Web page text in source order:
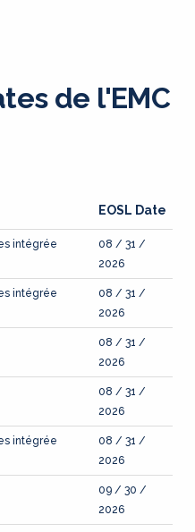
de l'EMC
EOSL Date
intégrée
08 / 31 /
2026
intégrée
08 / 31 /
2026
08 / 31 /
2026
08 / 31 /
2026
intégrée
08 / 31 /
2026
09 / 30 /
2026